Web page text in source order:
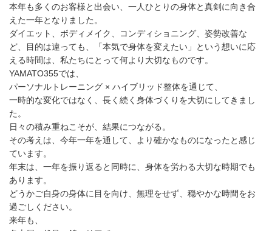
本年も多くのお客様と出会い、一人ひとりの身体と真剣に向き合
えた一年となりました。
ダイエット、ボディメイク、コンディショニング、姿勢改善な
ど、目的は違っても、「本気で身体を変えたい」という想いに応
える時間は、私たちにとって何より大切なものです。
YAMATO355では、
パーソナルトレーニング × ハイブリッド整体を通じて、
一時的な変化ではなく、長く続く身体づくりを大切にしてきまし
た。
日々の積み重ねこそが、結果につながる。
その考えは、今年一年を通して、より確かなものになったと感じ
ています。
年末は、一年を振り返ると同時に、身体を労わる大切な時期でも
あります。
どうかご自身の身体に目を向け、無理をせず、穏やかな時間をお
過ごしください。
来年も、